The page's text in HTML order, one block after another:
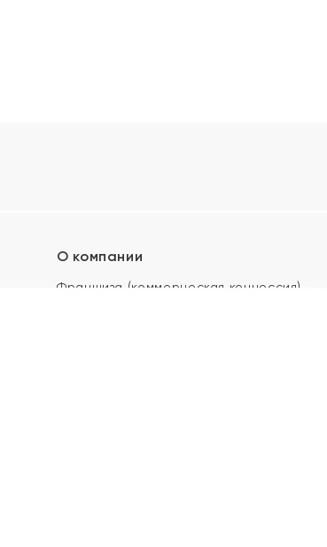
О компании
Франшиза (коммерческая концессия)